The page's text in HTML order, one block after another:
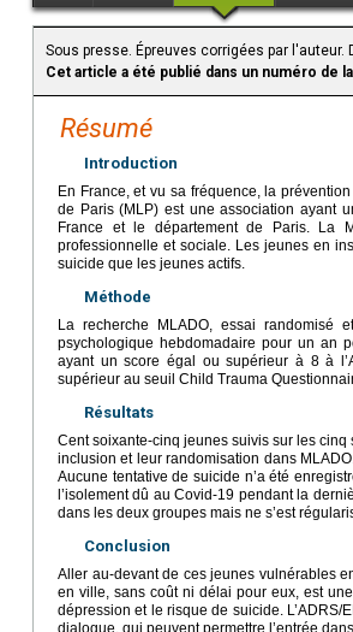
Sous presse. Épreuves corrigées par
Cet article a été publié dans un numéro de
Résumé
Introduction
En France, et vu sa fréquence, la
de Paris (MLP) est une association ayant
France et le département de Paris. La
professionnelle et sociale. Les jeunes en
suicide que les jeunes actifs.
Méthode
La recherche MLADO, essai randomisé
psychologique hebdomadaire pour un an
ayant un score égal ou supérieur à 8 à
supérieur au seuil Child Trauma
Résultats
Cent soixante-cinq jeunes suivis sur les
inclusion et leur randomisation dans
Aucune tentative de suicide n’a été
l’isolement dû au Covid-19 pendant la
dans les deux groupes mais ne s’est
Conclusion
Aller au-devant de ces jeunes vulnérables
en ville, sans coût ni délai pour eux, est
dépression et le risque de suicide. L’ADRS/